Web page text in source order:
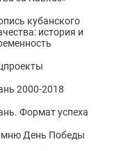
кубанского
история и
2000-2018
Формат успеха
День Победы